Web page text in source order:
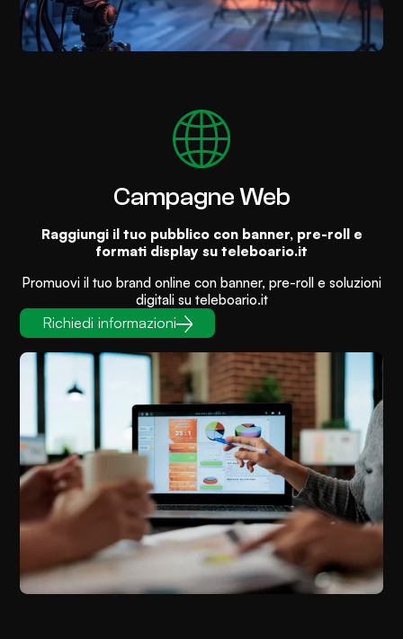
Campagne Web
Raggiungi il tuo pubblico con banner, pre-roll e
formati display su teleboario.it
Promuovi il tuo brand online con banner, pre-roll e soluzioni
digitali su teleboario.it
Richiedi informazioni